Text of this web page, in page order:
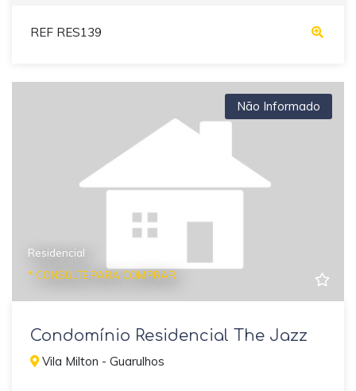
REF RES139
Não Informado
Residencial
* CONSULTE PARA COMPRAR
Condomínio Residencial The Jazz
Vila Milton - Guarulhos